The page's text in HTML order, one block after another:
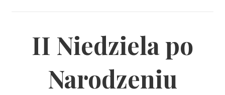
II Niedziela po
Narodzeniu